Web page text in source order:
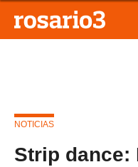
NOTICIAS
Strip dance: